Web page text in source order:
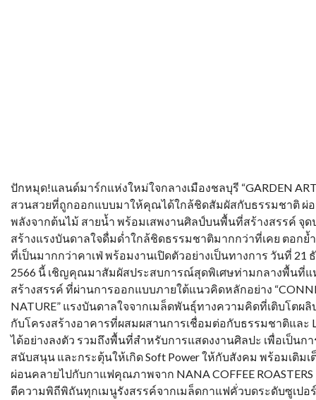
ปักหมุด!แลนด์มาร์กแห่งใหม่ใจกลางเมืองชลบุรี “GARDEN ART
สวนสวยที่ถูกออกแบบมาให้คุณได้ใกล้ชิดสัมผัสกับธรรมชาติ ผ่
พลังจากต้นไม้ สายน้ำ พร้อมเสพงานศิลป์บนพื้นที่สร้างสรรค์ จุด
สร้างแรงบันดาลใจดื่มด่ำใกล้ชิดธรรมชาติมากกว่าที่เคย ตอกย้
ที่เป็นมากกว่าคาเฟ่ พร้อมงานเปิดตัวอย่างเป็นทางการ วันที่ 21
2566 นี้ เชิญคุณมาสัมผัสประสบการณ์สุดพิเศษท่ามกลางพื้นที่
สร้างสรรค์ ที่ผ่านการออกแบบภายใต้แนวคิดหลักอย่าง
NATURE” แรงบันดาลใจจากเมล็ดพันธุ์ทางความคิดที่เติบโตผ
กับโครงสร้างอาคารที่ผสมผสานการเชื่อมต่อกับธรรมชาติและ
ได้อย่างลงตัว รวมถึงพื้นที่สำหรับการแสดงงานศิลปะ เพื่อเป็นก
สนับสนุน และกระตุ้นให้เกิด Soft Power ให้กับสังคม พร้อมเติม
ผ่อนคลายไปกับกาแฟคุณภาพจาก NANA COFFEE
ตีความพิถีพิถันทุกเมนูรังสรรค์จากเมล็ดกาแฟคั่วบดระดับซูเปอ